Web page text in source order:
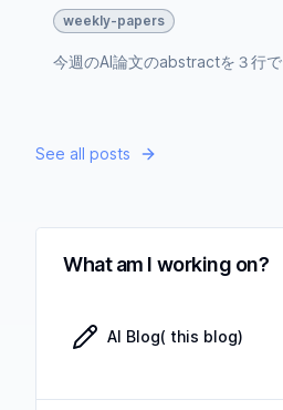
weekly-papers
今週のAI論文のabstractを３行で
See all posts
What am I working on?
AI Blog( this blog)